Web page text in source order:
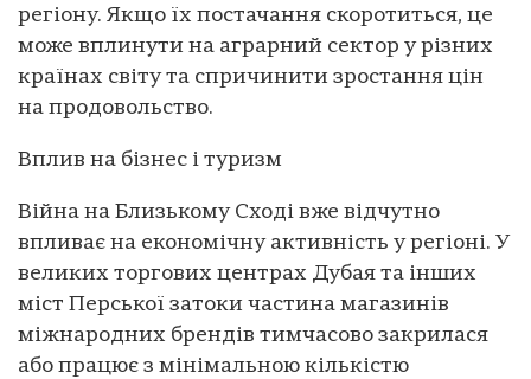
регіону. Якщо їх постачання скоротиться, це
може вплинути на аграрний сектор у різних
країнах світу та спричинити зростання цін
на продовольство.
Вплив на бізнес і туризм
Війна на Близькому Сході вже відчутно
впливає на економічну активність у регіоні. У
великих торгових центрах Дубая та інших
міст Перської затоки частина магазинів
міжнародних брендів тимчасово закрилася
або працює з мінімальною кількістю